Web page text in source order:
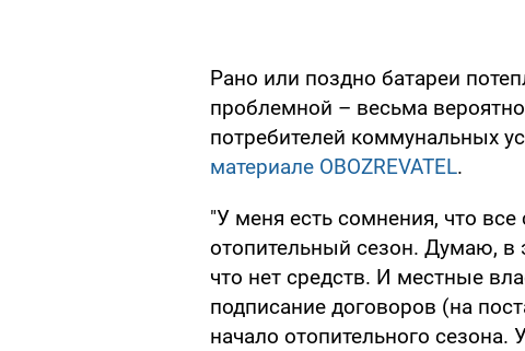
Рано или поздно батареи
проблемной – весьма
потребителей коммунальных
материале OBOZREVATEL.
"У меня есть сомнения, что
отопительный сезон. Думаю, в
что нет средств. И местные
подписание договоров (на
начало отопительного